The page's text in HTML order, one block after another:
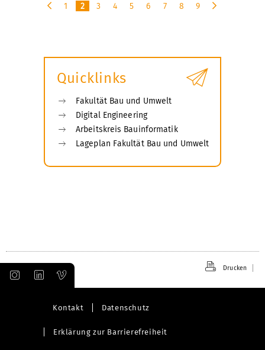
1 2 3 4 5 6 7 8
9
Quicklinks
Fakultät Bau und Umwelt
Digital Engineering
Arbeitskreis Bauinformatik
Lageplan Fakultät Bau und Umwelt
Drucken
Kontakt Datenschutz
Erklärung zur Barrierefreiheit